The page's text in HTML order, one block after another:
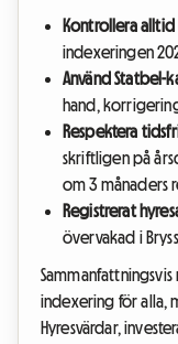
Kontrollera alltid
indexeringen
Använd Statbel-
hand,
Respektera
skriftligen på
om 3 månaders
Registrerat
övervakad i
indexering för alla,
Hyresvärdar,